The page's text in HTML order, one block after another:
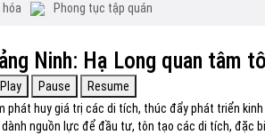
hóa Phong tục tập quán
Ninh: Hạ Long quan tâm
phát huy giá trị các di tích, thúc đẩy phát triển
nguồn lực để đầu tư, tôn tạo các di tích, đặc